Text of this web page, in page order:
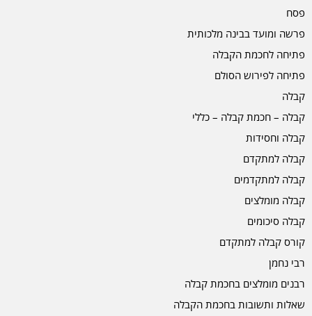
פסח
פרשה ומועד בבינה מלכותית
פתיחה לחכמת הקבלה
פתיחה לפירוש הסולם
קבלה
קבלה – חכמת קבלה – כללי
קבלה וחסידות
קבלה למתקדם
קבלה למתקדמים
קבלה מומלצים
קבלה סיכומים
קורס קבלה למתקדם
רבי נחמן
רבנים מומלצים בחכמת קבלה
שאלות ותשובות בחכמת הקבלה